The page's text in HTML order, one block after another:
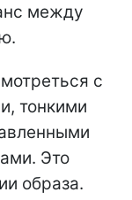
между
с
тонкими
Это
образа.